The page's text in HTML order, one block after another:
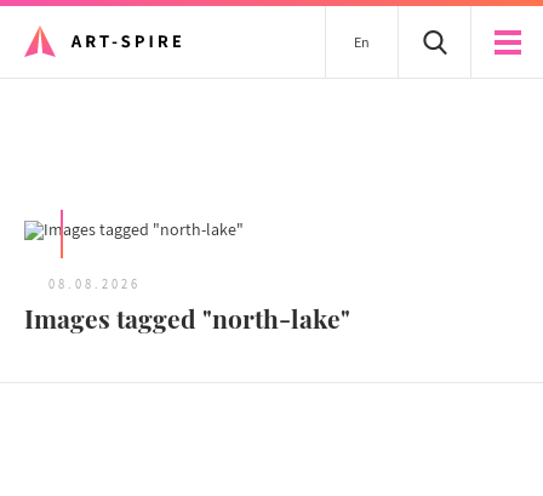
En
08.08.2026
Images tagged "north-lake"